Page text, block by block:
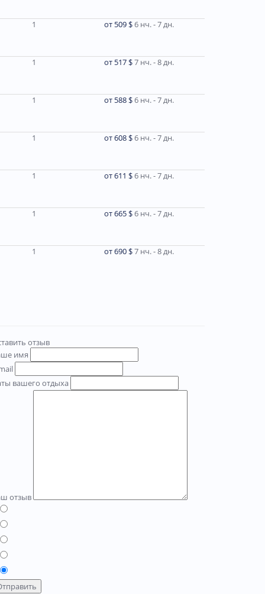
1 от 509 $6 нч. - 7 дн.
1 от 517 $7 нч. - 8 дн.
1 от 588 $6 нч. - 7 дн.
1 от 608 $6 нч. - 7 дн.
1 от 611 $6 нч. - 7 дн.
1 от 665 $6 нч. - 7 дн.
1 от 690 $7 нч. - 8 дн.
отзыв
имя
вашего отдыха
отзыв